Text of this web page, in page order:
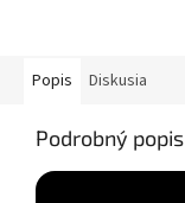
Popis Diskusia
Podrobný popis